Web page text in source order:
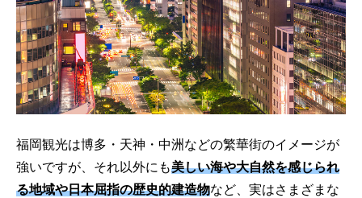
福岡観光は博多・天神・中洲などの繁華街のイメージが
強いですが、それ以外にも美しい海や大自然を感じられ
る地域や日本屈指の歴史的建造物など、実はさまざまな